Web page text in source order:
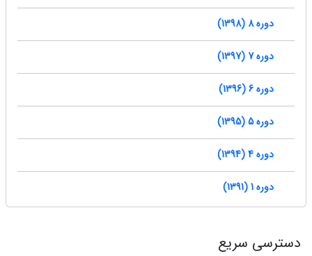
دوره 8 (1398)
دوره 7 (1397)
دوره 6 (1396)
دوره 5 (1395)
دوره 4 (1394)
دوره 1 (1391)
دسترسی سریع